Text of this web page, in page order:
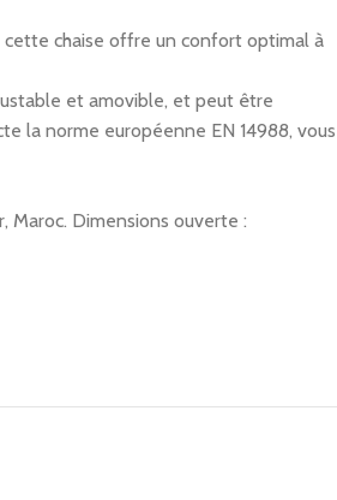
cette chaise offre un confort optimal à
et amovible, et peut être
la norme européenne EN 14988, vous
Maroc. Dimensions ouverte :